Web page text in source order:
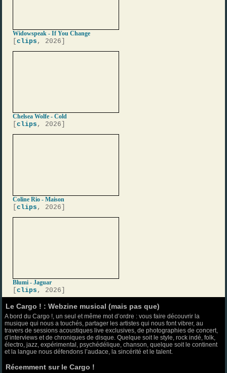
Widowspeak - If You Change
[clips , 2026]
Chelsea Wolfe - Cold
[clips , 2026]
Coline Rio - Maison
[clips , 2026]
Blumi - Jaguar
[clips , 2026]
Le Cargo ! : Webzine musical (mais pas que)
A bord du Cargo !, un seul et même mot d’ordre : vous faire découvrir la
musique qui nous a touchés, partager les artistes qui nous font vibrer, au
travers de sessions acoustiques live exclusives, de photographies de concert,
d’interviews et de chroniques de disque. Quelque soit le style, rock indé, folk,
électro, jazz, expérimental, psychédélique, chanson, quelque soit le continent
et la langue nous défendons l’audace, la sincérité et le talent.
Récemment sur le Cargo !